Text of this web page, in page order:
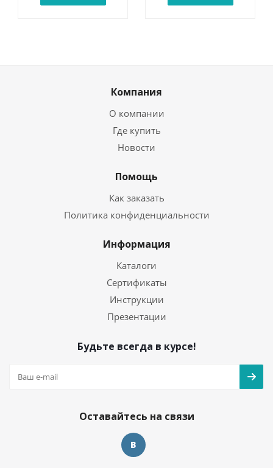
Компания
О компании
Где купить
Новости
Помощь
Как заказать
Политика конфиденциальности
Информация
Каталоги
Сертификаты
Инструкции
Презентации
Будьте всегда в курсе!
Оставайтесь на связи